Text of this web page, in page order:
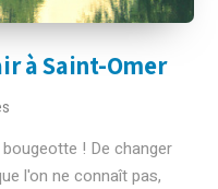
à Saint-Omer
! De changer
l'on ne connaît pas,